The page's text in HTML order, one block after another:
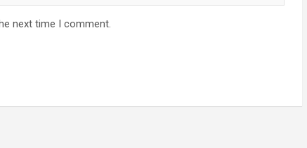
next time I comment.